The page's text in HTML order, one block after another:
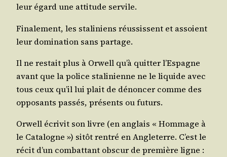
leur égard une atti­tude servile.
Fina­le­ment, les sta­li­niens réus­sissent et assoient
leur domi­na­tion sans partage.
Il ne res­tait plus à Orwell qu’à quit­ter l’Espagne
avant que la police sta­li­nienne ne le liquide avec
tous ceux qu’il lui plait de dénon­cer comme des
oppo­sants pas­sés, pré­sents ou futurs.
Orwell écri­vit son livre (en anglais « Hom­mage à
le Cata­logne ») sitôt ren­tré en Angle­terre. C’est le
récit d’un com­bat­tant obs­cur de pre­mière ligne :